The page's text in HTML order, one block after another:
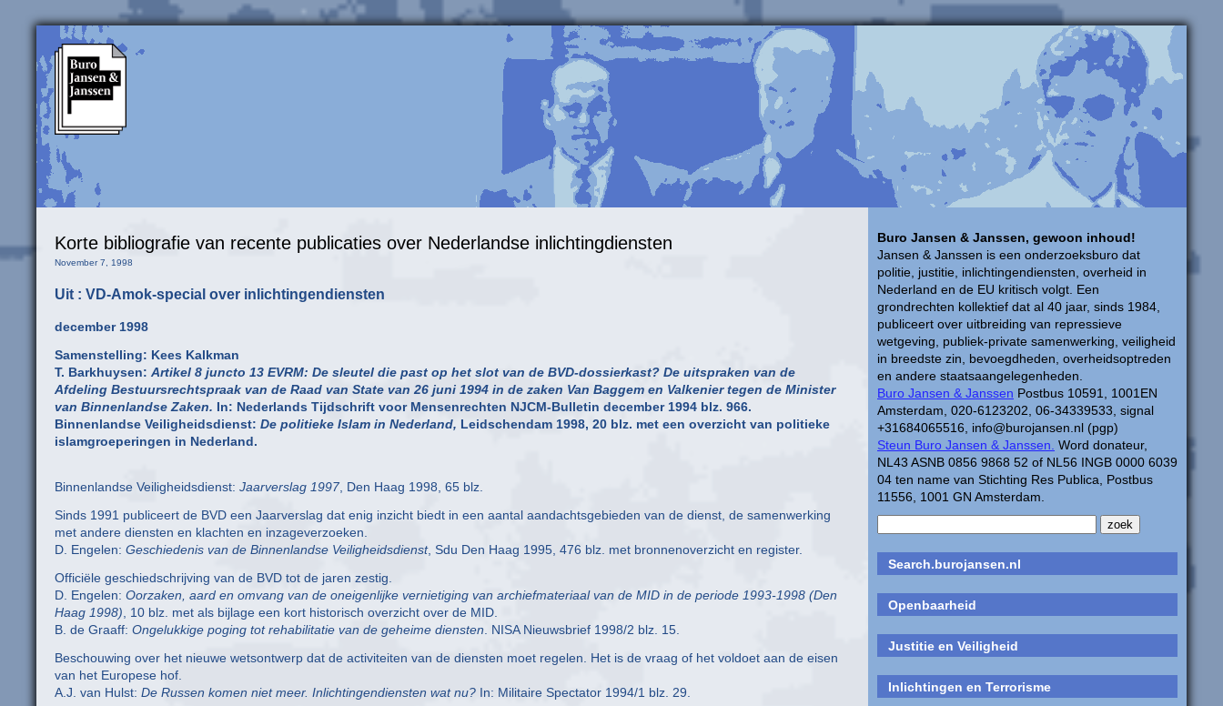
Buro Jansen & Janssen, gewoon inhoud!
Jansen & Janssen is een onderzoeksburo dat
politie, justitie, inlichtingendiensten, overheid in
Nederland en de EU kritisch volgt. Een
grondrechten kollektief dat al 40 jaar, sinds 1984,
publiceert over uitbreiding van repressieve
wetgeving, publiek-private samenwerking, veiligheid
in breedste zin, bevoegdheden, overheidsoptreden
en andere staatsaangelegenheden.
Buro Jansen & Janssen Postbus 10591, 1001EN
Amsterdam, 020-6123202, 06-34339533, signal
+31684065516, info@burojansen.nl (pgp)
Steun Buro Jansen & Janssen. Word donateur,
NL43 ASNB 0856 9868 52 of NL56 INGB 0000 6039
04 ten name van Stichting Res Publica, Postbus
11556, 1001 GN Amsterdam.
Search.burojansen.nl
Openbaarheid
Justitie en Veiligheid
Inlichtingen en Terrorisme
Korte bibliografie van recente publicaties over Nederlandse inlichtingdiensten
November 7, 1998
Uit : VD-Amok-special over inlichtingendiensten
december 1998
Samenstelling: Kees Kalkman
T. Barkhuysen: Artikel 8 juncto 13 EVRM: De sleutel die past op het slot van de BVD-dossierkast? De uitspraken van de
Afdeling Bestuursrechtspraak van de Raad van State van 26 juni 1994 in de zaken Van Baggem en Valkenier tegen de Minister
van Binnenlandse Zaken. In: Nederlands Tijdschrift voor Mensenrechten NJCM-Bulletin december 1994 blz. 966.
Binnenlandse Veiligheidsdienst: De politieke Islam in Nederland, Leidschendam 1998, 20 blz. met een overzicht van politieke
islamgroeperingen in Nederland.
Binnenlandse Veiligheidsdienst: Jaarverslag 1997, Den Haag 1998, 65 blz.
Sinds 1991 publiceert de BVD een Jaarverslag dat enig inzicht biedt in een aantal aandachtsgebieden van de dienst, de samenwerking
met andere diensten en klachten en inzageverzoeken.
D. Engelen: Geschiedenis van de Binnenlandse Veiligheidsdienst, Sdu Den Haag 1995, 476 blz. met bronnenoverzicht en register.
Officiële geschiedschrijving van de BVD tot de jaren zestig.
D. Engelen: Oorzaken, aard en omvang van de oneigenlijke vernietiging van archiefmateriaal van de MID in de periode 1993-1998 (Den
Haag 1998) , 10 blz. met als bijlage een kort historisch overzicht over de MID.
B. de Graaff: Ongelukkige poging tot rehabilitatie van de geheime diensten . NISA Nieuwsbrief 1998/2 blz. 15.
Beschouwing over het nieuwe wetsontwerp dat de activiteiten van de diensten moet regelen. Het is de vraag of het voldoet aan de eisen
van het Europese hof.
A.J. van Hulst: De Russen komen niet meer. Inlichtingendiensten wat nu? In: Militaire Spectator 1994/1 blz. 29.